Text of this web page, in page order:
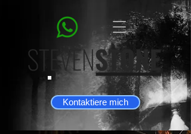
Kontaktiere mich